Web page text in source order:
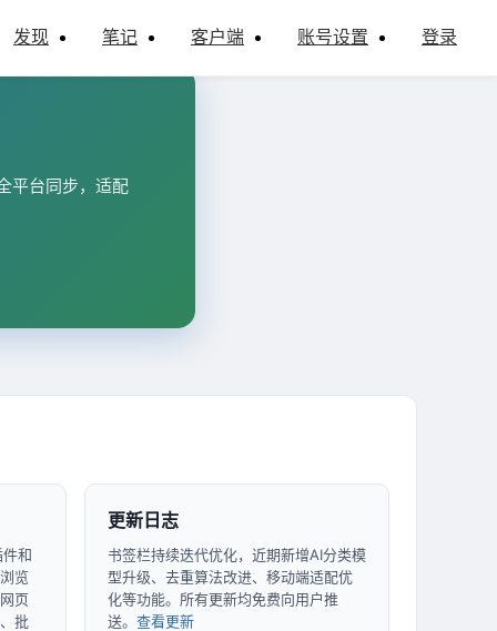
发现 笔记 客户端 账号设置 登录
平台同步，适配
和
览
页
批
更新日志
书签栏持续迭代优化，近期新增AI分类模
型升级、去重算法改进、移动端适配优
化等功能。所有更新均免费向用户推
送。 查看更新